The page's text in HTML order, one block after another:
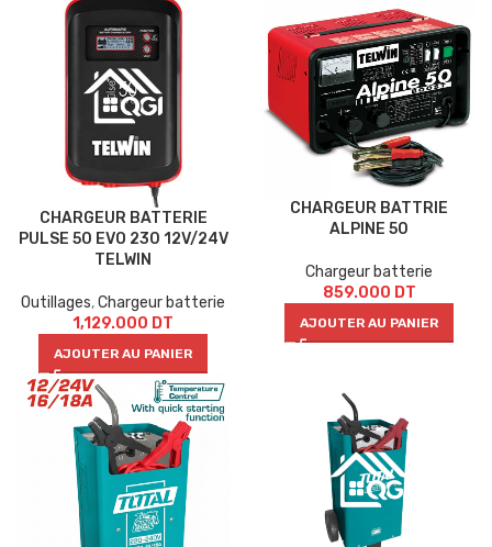
CHARGEUR BATTERIE
PULSE 50 EVO 230 12V/24V
TELWIN
Outillages,Chargeur batterie
1,129.000 DT
AJOUTER AU PANIER
CHARGEUR BATTRIE
ALPINE 50
Chargeur batterie
859.000 DT
AJOUTER AU PANIER